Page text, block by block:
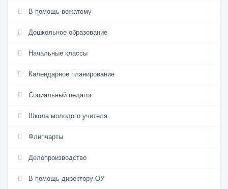
В помощь вожатому
Дошкольное образование
Начальные классы
Календарное планирование
Социальный педагог
Школа молодого учителя
Флипчарты
Делопроизводство
В помощь директору ОУ